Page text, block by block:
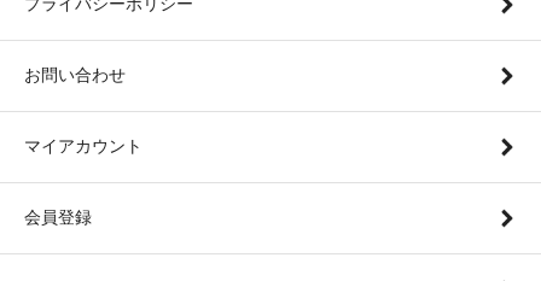
お問い合わせ
マイアカウント
会員登録